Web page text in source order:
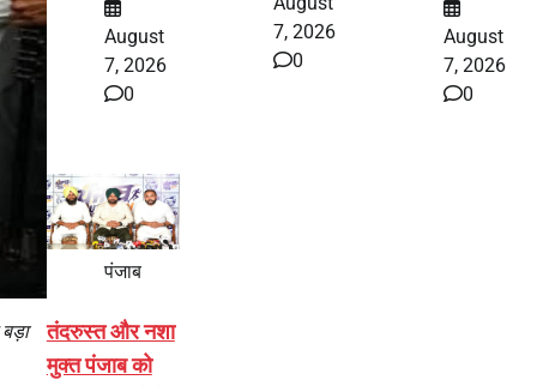
August
7, 2026
0
7, 2026
0
August
7, 2026
0
पंजाब
तंदरुस्त और नशा
मुक्त पंजाब को